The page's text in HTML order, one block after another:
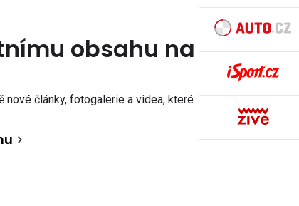
obsahu na
nové články, fotogalerie a videa, které